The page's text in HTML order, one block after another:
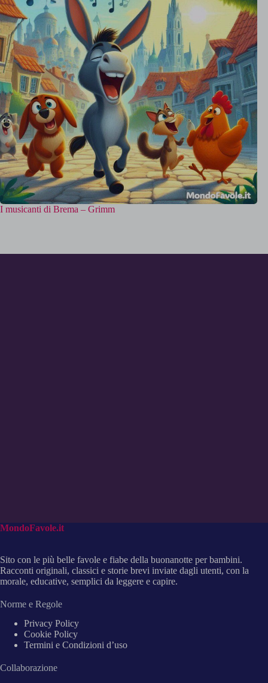
I musicanti di Brema – Grimm
MondoFavole.it
Sito con le più belle favole e fiabe della buonanotte per bambini.
Racconti originali, classici e storie brevi inviate dagli utenti, con la
morale, educative, semplici da leggere e capire.
Norme e Regole
Privacy Policy
Cookie Policy
Termini e Condizioni d’uso
Collaborazione